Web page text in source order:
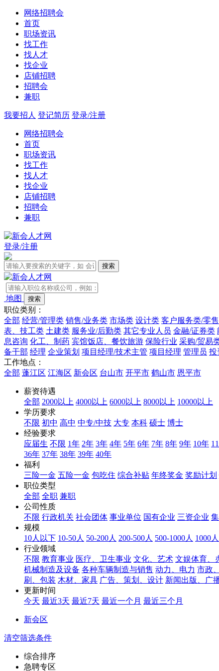
网络招聘会
首页
职场资讯
找工作
找人才
找企业
店铺招聘
招聘会
兼职
我要招人 登记简历 登录/注册
网络招聘会
首页
职场资讯
找工作
找人才
找企业
店铺招聘
招聘会
兼职
登录/注册
地图
职位类别：
全部 经营/管理类 销售/业务类 市场类 设计类 客户服务类/零
表、技工类 土建类 服务业/后勤类 其它专业人员 金融/证券类
息咨询 化工、制药 宾馆饭店、餐饮旅游 保险行业 采购/贸易
备干部 经理 企业策划 项目经理/技术主管 项目经理 管理员 投
工作地点：
全部 蓬江区 江海区 新会区 台山市 开平市 鹤山市 恩平市
薪资待遇
全部 2000以上 4000以上 6000以上 8000以上 10000以上
学历要求
不限 初中 高中 中专/中技 大专 本科 硕士 博士
经验要求
应届生 不限 1年 2年 3年 4年 5年 6年 7年 8年 9年 10年
36年 37年 38年 39年 40年
福利
三险一金 五险一金 包吃住 综合补贴 年终奖金 奖励计划
职位类型
全部 全职 兼职
公司性质
不限 行政机关 社会团体 事业单位 国有企业 三资企业
规模
10人以下 10-50人 50-200人 200-500人 500-1000人 1000
行业领域
不限 教育事业 医疗、卫生事业 文化、艺术 文娱体育、
机械制造及设备 各种车辆制造与销售 动力、电力 市政
刷、包装 木材、家具 广告、策划、设计 新闻出版、广
更新时间
今天 最近3天 最近7天 最近一个月 最近三个月
新会区
清空筛选条件
综合排序
急聘专区